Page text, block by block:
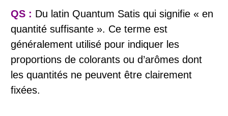
QS : Du latin Quantum Satis qui signifie « en
quantité suffisante ». Ce terme est
généralement utilisé pour indiquer les
proportions de colorants ou d’arômes dont
les quantités ne peuvent être clairement
fixées.